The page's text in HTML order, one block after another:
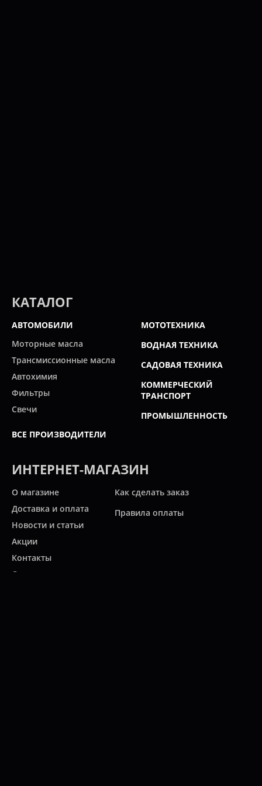
КАТАЛОГ
АВТОМОБИЛИ
Моторные масла
Трансмиссионные масла
Автохимия
Фильтры
Свечи
ВСЕ ПРОИЗВОДИТЕЛИ
МОТОТЕХНИКА
ВОДНАЯ ТЕХНИКА
САДОВАЯ ТЕХНИКА
КОММЕРЧЕСКИЙ
ТРАНСПОРТ
ПРОМЫШЛЕННОСТЬ
ИНТЕРНЕТ-МАГАЗИН
О магазине
Доставка и оплата
Новости и статьи
Акции
Контакты
Свяжитесь с нами
Как сделать заказ
Правила оплаты